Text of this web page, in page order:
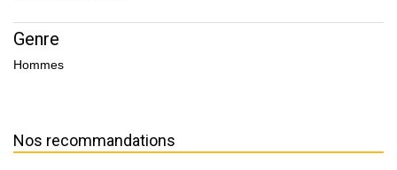
Genre
Hommes
Nos recommandations